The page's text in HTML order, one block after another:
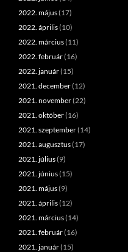
2022. május(17)
2022. április(10)
2022. március(11)
2022. február(16)
2022. január(15)
2021. december(12)
2021. november(22)
2021. október(16)
2021. szeptember(14)
2021. augusztus(17)
2021. július(9)
2021. június(15)
2021. május(9)
2021. április(12)
2021. március(14)
2021. február(16)
2021. január(15)